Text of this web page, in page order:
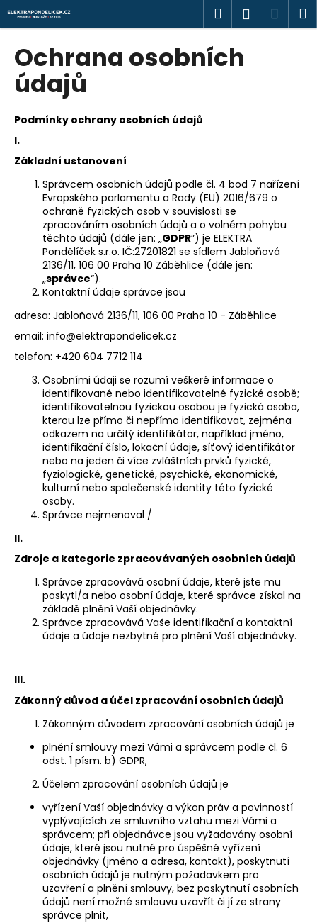
obsah
Hledat
Ochrana osobních
údajů
Podmínky ochrany osobních údajů
I.
Základní ustanovení
Správcem osobních údajů podle čl. 4 bod 7 nařízení
Evropského parlamentu a Rady (EU) 2016/679 o
ochraně fyzických osob v souvislosti se
zpracováním osobních údajů a o volném pohybu
těchto údajů (dále jen: „GDPR”) je ELEKTRA
Pondělíček s.r.o. IČ:27201821 se sídlem Jabloňová
2136/11, 106 00 Praha 10 Záběhlice (dále jen:
„správce“).
Kontaktní údaje správce jsou
adresa: Jabloňová 2136/11, 106 00 Praha 10 - Záběhlice
email: info@elektrapondelicek.cz
telefon: +420 604 7712 114
Osobními údaji se rozumí veškeré informace o
identifikované nebo identifikovatelné fyzické osobě;
identifikovatelnou fyzickou osobou je fyzická osoba,
kterou lze přímo či nepřímo identifikovat, zejména
odkazem na určitý identifikátor, například jméno,
identifikační číslo, lokační údaje, síťový identifikátor
nebo na jeden či více zvláštních prvků fyzické,
fyziologické, genetické, psychické, ekonomické,
kulturní nebo společenské identity této fyzické
osoby.
Správce nejmenoval /
II.
Zdroje a kategorie zpracovávaných osobních údajů
Správce zpracovává osobní údaje, které jste mu
poskytl/a nebo osobní údaje, které správce získal na
základě plnění Vaší objednávky.
Správce zpracovává Vaše identifikační a kontaktní
údaje a údaje nezbytné pro plnění Vaší objednávky.
III.
Zákonný důvod a účel zpracování osobních údajů
Zákonným důvodem zpracování osobních údajů je
plnění smlouvy mezi Vámi a správcem podle čl. 6
odst. 1 písm. b) GDPR,
Účelem zpracování osobních údajů je
vyřízení Vaší objednávky a výkon práv a povinností
vyplývajících ze smluvního vztahu mezi Vámi a
správcem; při objednávce jsou vyžadovány osobní
údaje, které jsou nutné pro úspěšné vyřízení
objednávky (jméno a adresa, kontakt), poskytnutí
osobních údajů je nutným požadavkem pro
uzavření a plnění smlouvy, bez poskytnutí osobních
údajů není možné smlouvu uzavřít či jí ze strany
správce plnit,
K
o
C
o
p
o
t
ř
n
a
j
HLEDAT
D
o
e
m
HISENSE
55U7S
PRO
990
Původně: